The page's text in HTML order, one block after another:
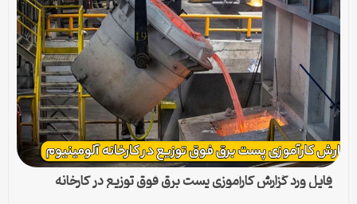
فایل ورد گزارش کارآموزی پست برق فوق توزیع در کارخانه
آلومینیوم اراک